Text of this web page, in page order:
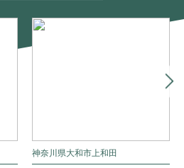
神奈川県大和市上和田